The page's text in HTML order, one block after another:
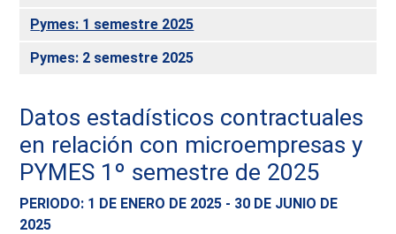
Pymes: 1 semestre 2025
Pymes: 2 semestre 2025
Datos estadísticos contractuales
en relación con microempresas y
PYMES 1º semestre de 2025
PERIODO: 1 DE ENERO DE 2025 - 30 DE JUNIO DE
2025